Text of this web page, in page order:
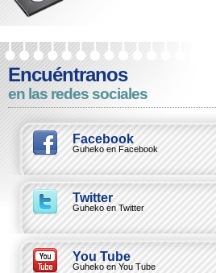
Encuéntranos
en las redes sociales
Facebook
Guheko en Facebook
Twitter
Guheko en Twitter
You Tube
Guheko en You Tube